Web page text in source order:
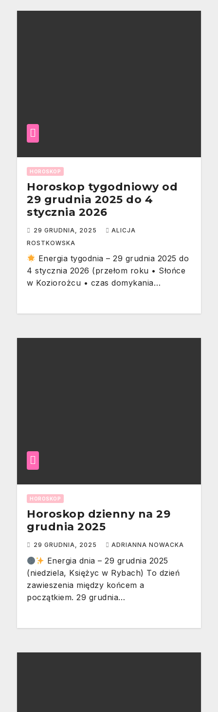
HOROSKOP
Horoskop tygodniowy od
29 grudnia 2025 do 4
stycznia 2026
29 GRUDNIA, 2025
ALICJA
ROSTKOWSKA
Energia tygodnia – 29 grudnia 2025 do
4 stycznia 2026 (przełom roku • Słońce
w Koziorożcu • czas domykania…
HOROSKOP
Horoskop dzienny na 29
grudnia 2025
29 GRUDNIA, 2025 ADRIANNA NOWACKA
Energia dnia – 29 grudnia 2025
(niedziela, Księżyc w Rybach) To dzień
zawieszenia między końcem a
początkiem. 29 grudnia…